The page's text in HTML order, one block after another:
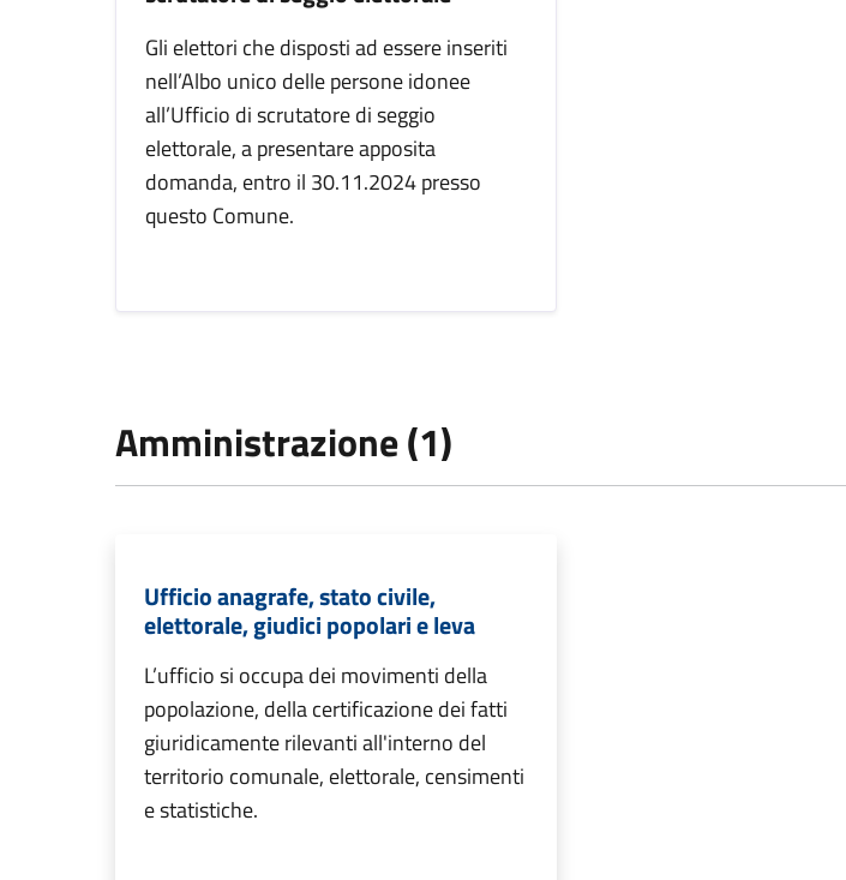
Gli elettori che disposti ad essere inseriti
nell’Albo unico delle persone idonee
all’Ufficio di scrutatore di seggio
elettorale, a presentare apposita
domanda, entro il 30.11.2024 presso
questo Comune.
Amministrazione (1)
Ufficio anagrafe, stato civile,
elettorale, giudici popolari e leva
L’ufficio si occupa dei movimenti della
popolazione, della certificazione dei fatti
giuridicamente rilevanti all'interno del
territorio comunale, elettorale, censimenti
e statistiche.